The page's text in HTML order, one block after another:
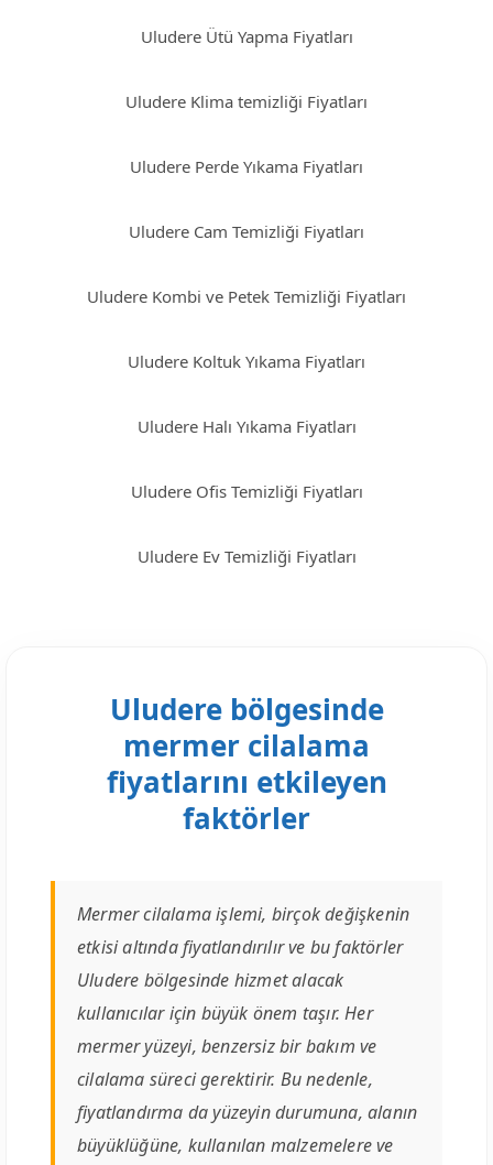
Uludere Ütü Yapma Fiyatları
Uludere Klima temizliği Fiyatları
Uludere Perde Yıkama Fiyatları
Uludere Cam Temizliği Fiyatları
Uludere Kombi ve Petek Temizliği Fiyatları
Uludere Koltuk Yıkama Fiyatları
Uludere Halı Yıkama Fiyatları
Uludere Ofis Temizliği Fiyatları
Uludere Ev Temizliği Fiyatları
Uludere bölgesinde
mermer cilalama
fiyatlarını etkileyen
faktörler
Mermer cilalama işlemi, birçok değişkenin
etkisi altında fiyatlandırılır ve bu faktörler
Uludere bölgesinde hizmet alacak
kullanıcılar için büyük önem taşır. Her
mermer yüzeyi, benzersiz bir bakım ve
cilalama süreci gerektirir. Bu nedenle,
fiyatlandırma da yüzeyin durumuna, alanın
büyüklüğüne, kullanılan malzemelere ve